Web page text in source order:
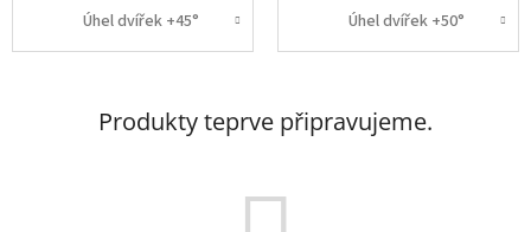
Úhel dvířek +45° Úhel dvířek +50°
Produkty teprve připravujeme.